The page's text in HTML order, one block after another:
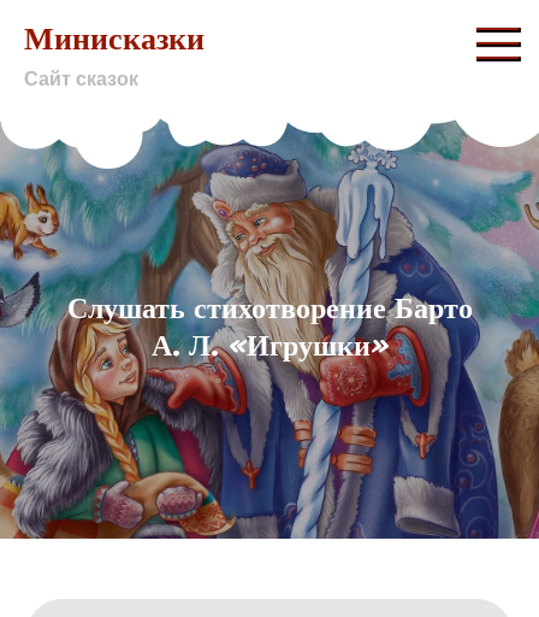
content
Минисказки
Сайт сказок
Слушать стихотворение Барто
А. Л. «Игрушки»